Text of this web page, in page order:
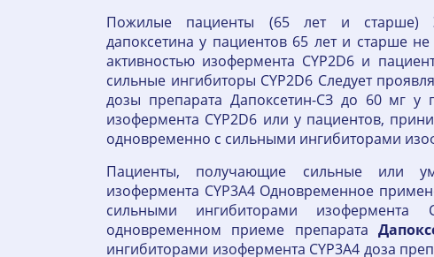
Пожилые пациенты (65 лет и старше)
дапоксетина у пациентов 65 лет и старше
активностью изофермента CYP2D6 и
сильные ингибиторы CYP2D6 Следует
дозы препарата Дапоксетин-СЗ до 60 мг у
изофермента CYP2D6 или у пациентов,
одновременно с сильными ингибиторами
Пациенты, получающие сильные или
изофермента CYP3A4 Одновременное
сильными ингибиторами изофермента
одновременном приеме препарата
ингибиторами изофермента CYP3A4 доза